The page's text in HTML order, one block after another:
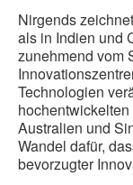
Nirgends
als in Indien und
zunehmend vom
Technologien
Australien und
Wandel dafür,
bevorzugter